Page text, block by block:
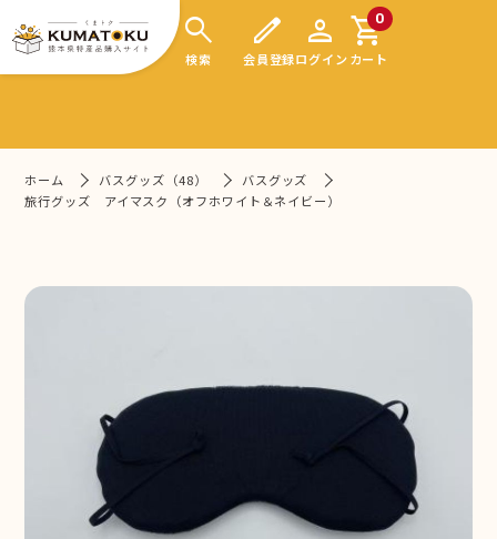
search
検索
edit
会員登録
person
ログイン
0
shopping_cart
カート
ホーム バスグッズ（48）
バスグッズ
旅行グッズ アイマスク（オフホワイト＆ネイビー）